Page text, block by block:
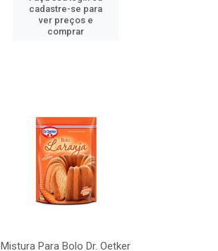
cadastre-se para
ver preços e
comprar
Mistura Para Bolo Dr. Oetker